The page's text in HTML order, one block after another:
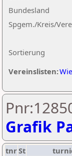
Sortierung
Bundesland
Spgem./Kreis/
Vereinslisten:
Grafik
tnrSt